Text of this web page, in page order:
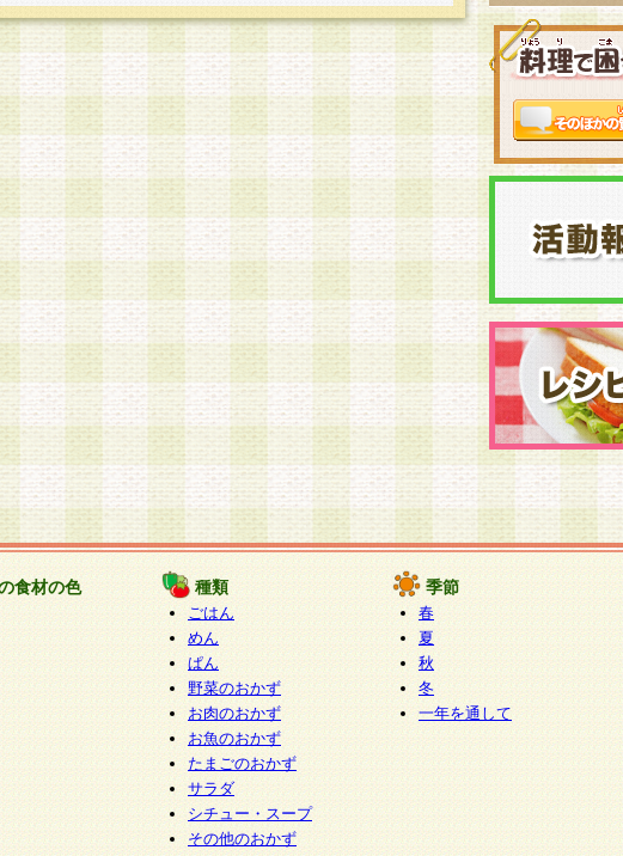
食材の色 種類
ごはん
めん
ぱん
野菜のおかず
お肉のおかず
お魚のおかず
たまごのおかず
サラダ
シチュー・スープ
その他のおかず
季節
春
夏
秋
冬
一年を通して